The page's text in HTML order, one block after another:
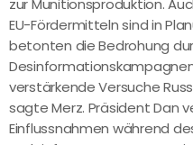
zur Munitionsproduktion.
EU-Fördermitteln sind in
betonten die Bedrohung
verstärkende Versuche
sagte Merz. Präsident Dan
Einflussnahmen während